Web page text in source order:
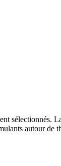
sélectionnés.
autour de